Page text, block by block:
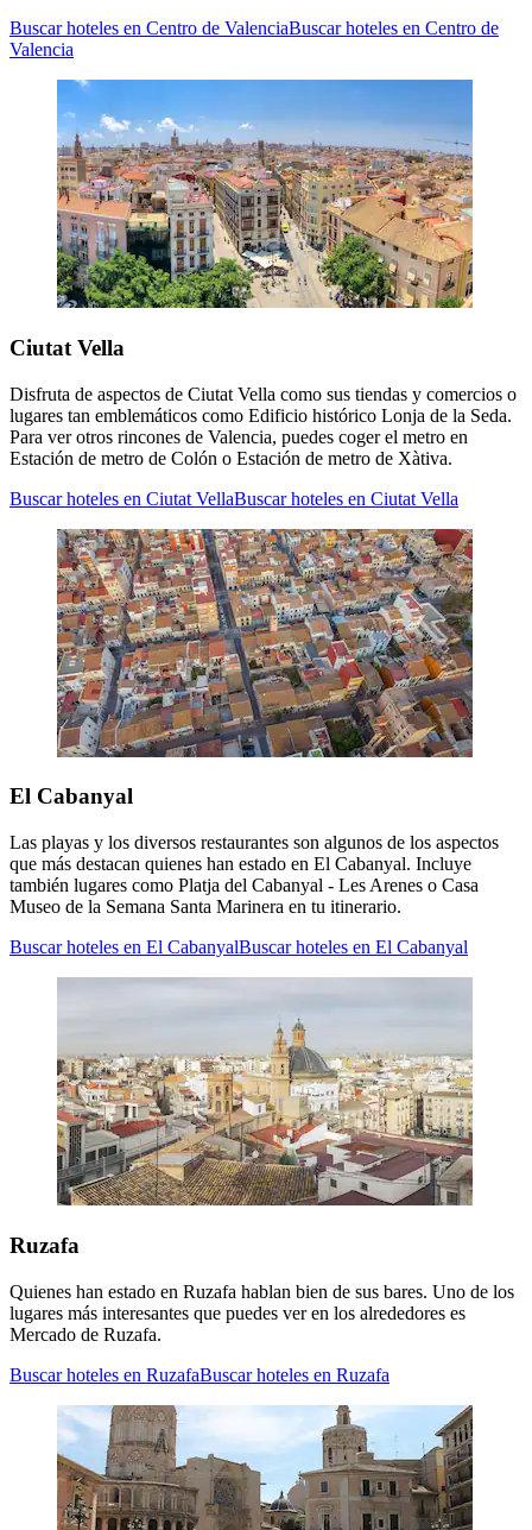
Buscar hoteles en Centro de ValenciaBuscar hoteles en Centro de
Valencia
Ciutat Vella
Disfruta de aspectos de Ciutat Vella como sus tiendas y comercios o
lugares tan emblemáticos como Edificio histórico Lonja de la Seda.
Para ver otros rincones de Valencia, puedes coger el metro en
Estación de metro de Colón o Estación de metro de Xàtiva.
Buscar hoteles en Ciutat VellaBuscar hoteles en Ciutat Vella
El Cabanyal
Las playas y los diversos restaurantes son algunos de los aspectos
que más destacan quienes han estado en El Cabanyal. Incluye
también lugares como Platja del Cabanyal - Les Arenes o Casa
Museo de la Semana Santa Marinera en tu itinerario.
Buscar hoteles en El CabanyalBuscar hoteles en El Cabanyal
Ruzafa
Quienes han estado en Ruzafa hablan bien de sus bares. Uno de los
lugares más interesantes que puedes ver en los alrededores es
Mercado de Ruzafa.
Buscar hoteles en RuzafaBuscar hoteles en Ruzafa